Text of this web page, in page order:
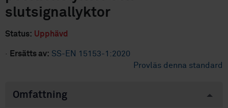
slutsignallyktor
Status: Upphävd
· Ersätts av: SS-EN 15153-1:2020
Provläs denna standard
Omfattning